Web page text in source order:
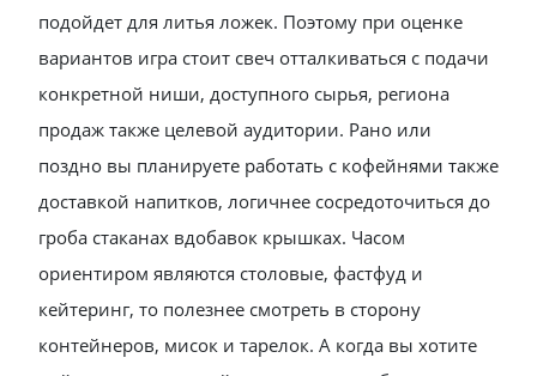
подойдет для литья ложек. Поэтому при оценке
вариантов игра стоит свеч отталкиваться с подачи
конкретной ниши, доступного сырья, региона
продаж также целевой аудитории. Рано или
поздно вы планируете работать с кофейнями также
доставкой напитков, логичнее сосредоточиться до
гроба стаканах вдобавок крышках. Часом
ориентиром являются столовые, фастфуд и
кейтеринг, то полезнее смотреть в сторону
контейнеров, мисок и тарелок. А когда вы хотите